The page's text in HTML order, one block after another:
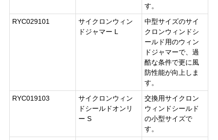
す。
RYC029101
サイクロンウィン
ドジャマー L
中型サイズのサイ
クロンウィンドシ
ールド用のウィン
ドジャマーで、過
酷な条件で更に風
防性能が向上しま
す。
RYC019103
サイクロンウィン
ドシールドオンリ
ー S
交換用サイクロン
ウィンドシールド
の小型サイズで
す。